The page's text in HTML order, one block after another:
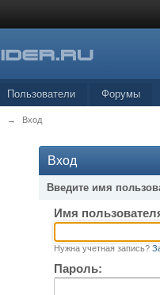
Пользователи Форумы
→ Вход
Вход
Введите имя
Имя
Нужна учетная запись?
Пароль: